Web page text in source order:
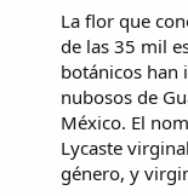
La flor que
de las 35 mil
botánicos han
nubosos de
México. El
Lycaste
género, y